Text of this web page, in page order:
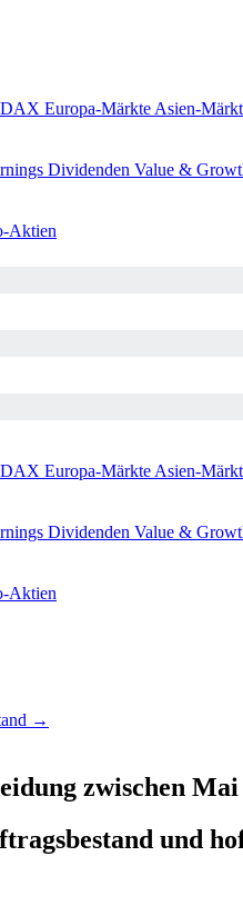
Europa-Märkte Asien-
Dividenden Value &
Aktien
Europa-Märkte Asien-
Dividenden Value &
Aktien
→
zwischen Mai
und